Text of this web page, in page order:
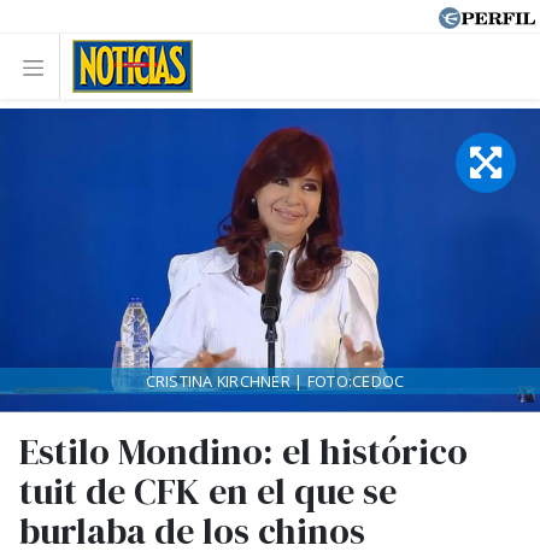
Estilo Mondino: el histórico
tuit de CFK en el que se
burlaba de los chinos
CRISTINA KIRCHNER | FOTO:CEDOC